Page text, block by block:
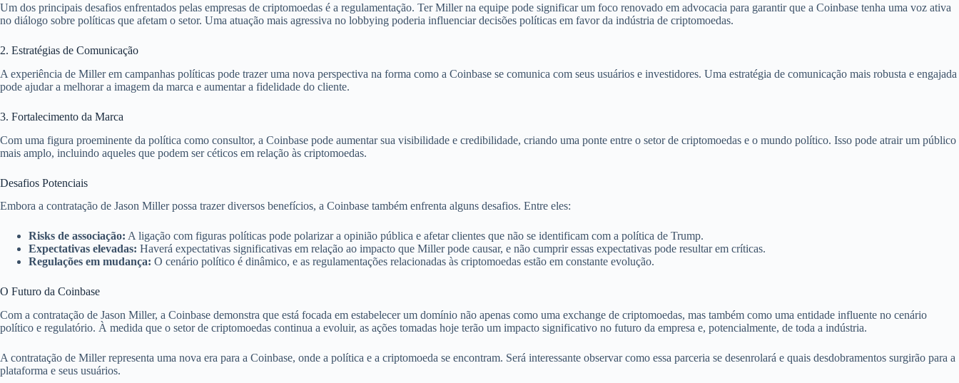
Um dos principais desafios enfrentados pelas empresas de criptomoedas é a regulamentação. Ter Miller na equipe pode significar um foco renovado em advocacia para garantir que a Coinbase tenha uma voz ativa
no diálogo sobre políticas que afetam o setor. Uma atuação mais agressiva no lobbying poderia influenciar decisões políticas em favor da indústria de criptomoedas.
2. Estratégias de Comunicação
A experiência de Miller em campanhas políticas pode trazer uma nova perspectiva na forma como a Coinbase se comunica com seus usuários e investidores. Uma estratégia de comunicação mais robusta e engajada
pode ajudar a melhorar a imagem da marca e aumentar a fidelidade do cliente.
3. Fortalecimento da Marca
Com uma figura proeminente da política como consultor, a Coinbase pode aumentar sua visibilidade e credibilidade, criando uma ponte entre o setor de criptomoedas e o mundo político. Isso pode atrair um público
mais amplo, incluindo aqueles que podem ser céticos em relação às criptomoedas.
Desafios Potenciais
Embora a contratação de Jason Miller possa trazer diversos benefícios, a Coinbase também enfrenta alguns desafios. Entre eles:
Risks de associação: A ligação com figuras políticas pode polarizar a opinião pública e afetar clientes que não se identificam com a política de Trump.
Expectativas elevadas: Haverá expectativas significativas em relação ao impacto que Miller pode causar, e não cumprir essas expectativas pode resultar em críticas.
Regulações em mudança: O cenário político é dinâmico, e as regulamentações relacionadas às criptomoedas estão em constante evolução.
O Futuro da Coinbase
Com a contratação de Jason Miller, a Coinbase demonstra que está focada em estabelecer um domínio não apenas como uma exchange de criptomoedas, mas também como uma entidade influente no cenário
político e regulatório. À medida que o setor de criptomoedas continua a evoluir, as ações tomadas hoje terão um impacto significativo no futuro da empresa e, potencialmente, de toda a indústria.
A contratação de Miller representa uma nova era para a Coinbase, onde a política e a criptomoeda se encontram. Será interessante observar como essa parceria se desenrolará e quais desdobramentos surgirão para a
plataforma e seus usuários.